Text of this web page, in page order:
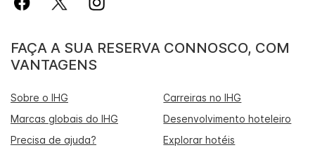
FAÇA A SUA RESERVA CONNOSCO, COM
VANTAGENS
Sobre o IHG
Carreiras no IHG
Marcas globais do IHG
Desenvolvimento hoteleiro
Precisa de ajuda?
Explorar hotéis